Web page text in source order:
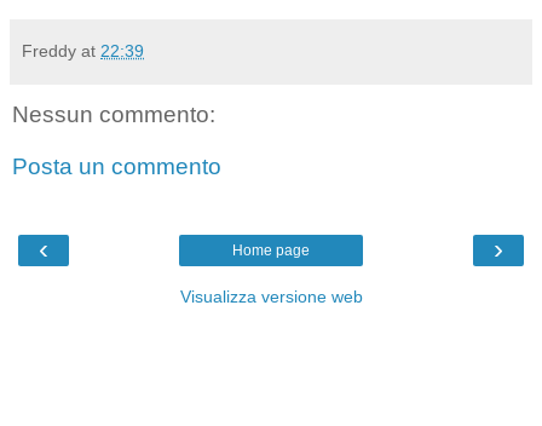
Freddy at 22:39
Nessun commento:
Posta un commento
‹ ›
Home page
Visualizza versione web